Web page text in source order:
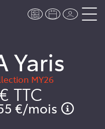
Yaris
MY26
TTC
€/mois